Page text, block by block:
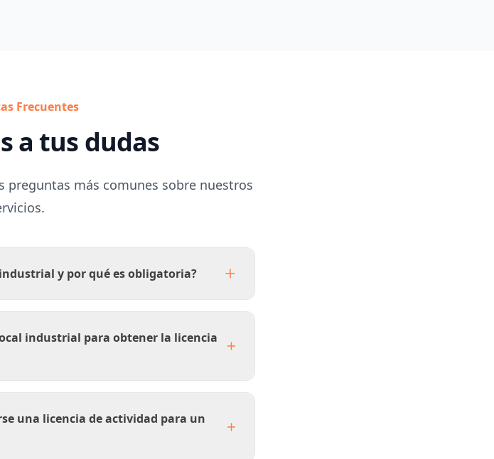
Frecuentes
a tus dudas
preguntas más comunes sobre nuestros
y por qué es obligatoria?
industrial para obtener la licencia
una licencia de actividad para un